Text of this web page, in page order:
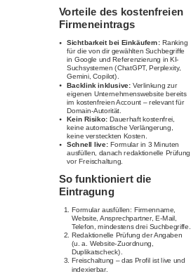
Vorteile des kostenfreien
Firmeneintrags
Sichtbarkeit bei Einkäufern: Ranking
für die von dir gewählten Suchbegriffe
in Google und Referenzierung in KI-
Suchsystemen (ChatGPT, Perplexity,
Gemini, Copilot).
Backlink inklusive: Verlinkung zur
eigenen Unternehmenswebsite bereits
im kostenfreien Account – relevant für
Domain-Autorität.
Kein Risiko: Dauerhaft kostenfrei,
keine automatische Verlängerung,
keine versteckten Kosten.
Schnell live: Formular in 3 Minuten
ausfüllen, danach redaktionelle Prüfung
vor Freischaltung.
So funktioniert die
Eintragung
Formular ausfüllen: Firmenname,
Website, Ansprechpartner, E-Mail,
Telefon, mindestens drei Suchbegriffe.
Redaktionelle Prüfung der Angaben
(u. a. Website-Zuordnung,
Duplikatscheck).
Freischaltung – das Profil ist live und
indexierbar.